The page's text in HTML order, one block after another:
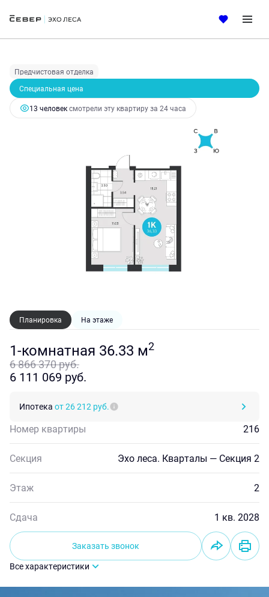
1-комнатная
6 866 370 руб.
6 111 069 руб.
Ипотекаот 26 212 руб.
Предчистовая отделка
Специальная цена
13 человексмотрели эту квартиру за 24 часа
Планировка На этаже
1-комнатная 36.33 м2
6 866 370 руб.
6 111 069 руб.
Ипотека от 26 212 руб.
Номер квартиры 216
Секция Эхо леса. Кварталы — Секция 2
Этаж 2
Сдача 1 кв. 2028
Заказать звонок
Все характеристики